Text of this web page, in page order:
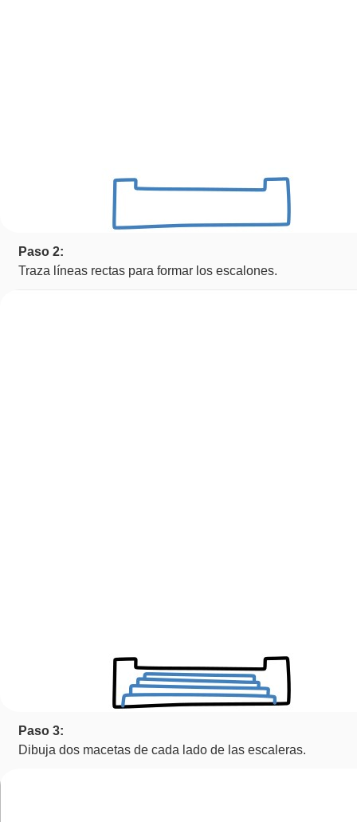
Paso 2:
Traza líneas rectas para formar los escalones.
Paso 3:
Dibuja dos macetas de cada lado de las escaleras.